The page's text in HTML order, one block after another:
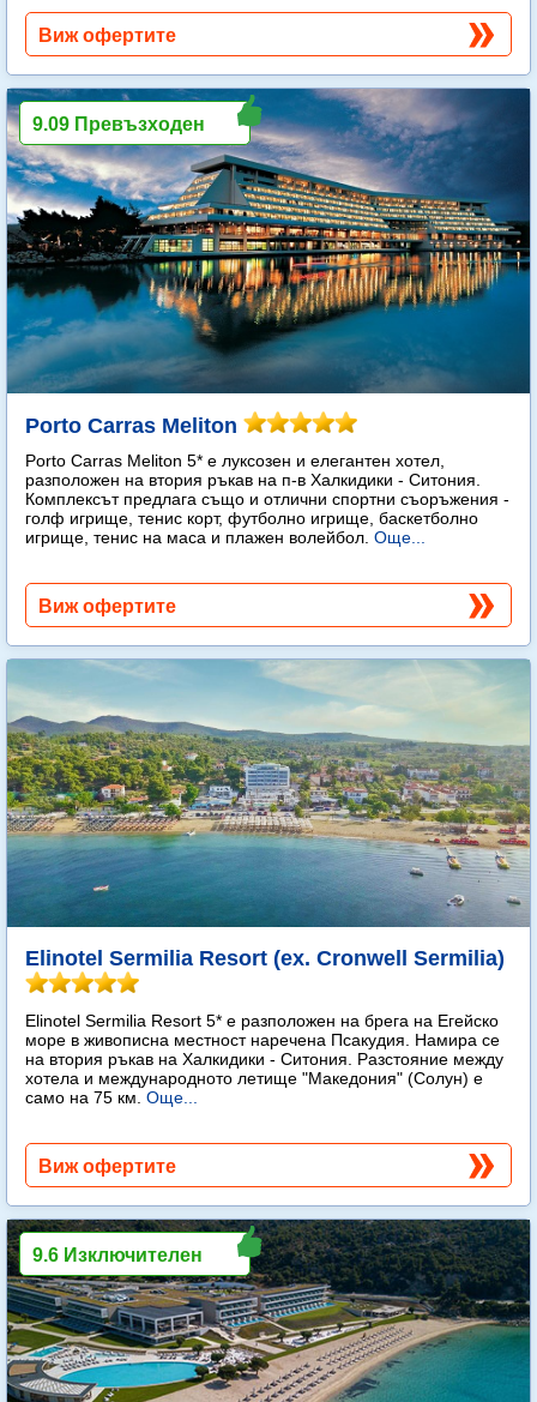
Виж офертите
Porto Carras Meliton
Porto Carras Meliton 5* е луксозен и елегантен хотел,
разположен на втория ръкав на п-в Халкидики - Ситония.
Комплексът предлага също и отлични спортни съоръжения -
голф игрище, тенис корт, футболно игрище, баскетболно
игрище, тенис на маса и плажен волейбол. Още...
9.09 Превъзходен
Виж офертите
Elinotel Sermilia Resort (ex. Cronwell Sermilia)
Elinotel Sermilia Resort 5* е разположен на брега на Егейско
море в живописна местност наречена Псакудия. Намира се
на втория ръкав на Халкидики - Ситония. Разстояние между
хотела и международното летище "Македония" (Солун) е
само на 75 км. Още...
Виж офертите
9.6 Изключителен